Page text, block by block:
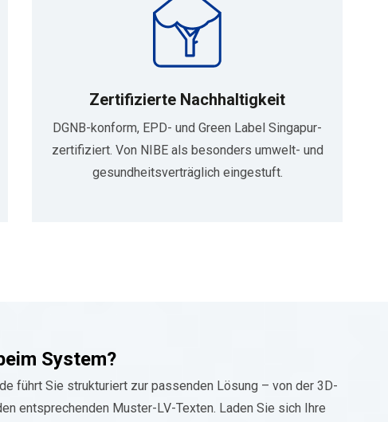
Zertifizierte Nachhaltigkeit
DGNB-konform, EPD- und Green Label Singapur-
zertifiziert. Von NIBE als besonders umwelt- und
gesundheitsverträglich eingestuft.
System?
führt Sie strukturiert zur passenden Lösung – von der 3D-
entsprechenden Muster-LV-Texten. Laden Sie sich Ihre